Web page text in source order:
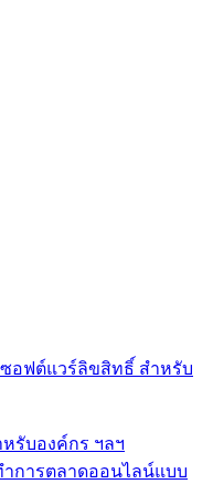
รับองค์กร ฯลฯ